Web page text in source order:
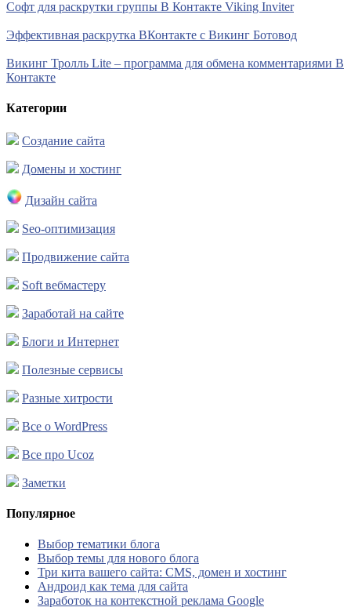
Софт для раскрутки группы В Контакте Viking Inviter
Эффективная раскрутка ВКонтакте с Викинг Ботовод
Викинг Тролль Lite – программа для обмена комментариями В
Контакте
Категории
Создание сайта
Домены и хостинг
Дизайн сайта
Seo-оптимизация
Продвижение сайта
Soft вебмастеру
Заработай на сайте
Блоги и Интернет
Полезные сервисы
Разные хитрости
Все о WordPress
Все про Ucoz
Заметки
Популярное
Выбор тематики блога
Выбор темы для нового блога
Три кита вашего сайта: CMS, домен и хостинг
Андроид как тема для сайта
Заработок на контекстной реклама Google